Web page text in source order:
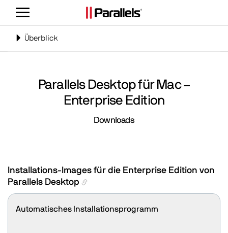
Navigation
Navigation
Überblick
Parallels Desktop für Mac –
Enterprise Edition
Downloads
Installations-Images für die Enterprise Edition von
Parallels Desktop
Automatisches Installationsprogramm